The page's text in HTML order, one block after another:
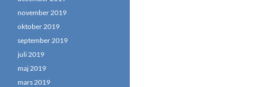
november 2019
oktober 2019
september 2019
juli 2019
maj 2019
mars 2019